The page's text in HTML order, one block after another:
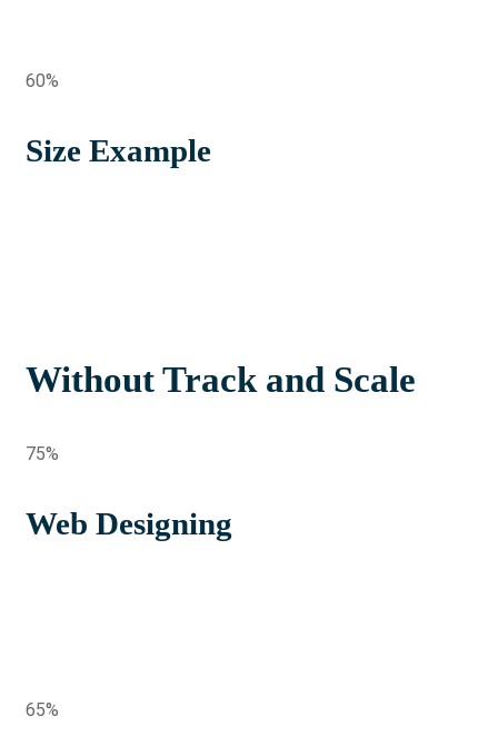
60%
Size Example
Without Track and Scale
75%
Web Designing
65%